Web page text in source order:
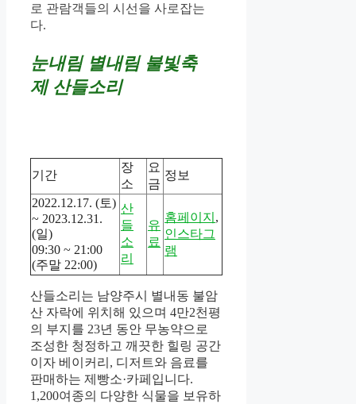
로 관람객들의 시선을 사로잡는
다.
눈내림 별내림 불빛축
제 산들소리
기간
장
소
요
금
정보
2022.12.17. (토)
~ 2023.12.31.
(일)
09:30 ~ 21:00
(주말 22:00)
산
들
소
리
유
료
홈페이지 ,
인스타그
램
산들소리는 남양주시 별내동 불암
산 자락에 위치해 있으며 4만2천평
의 부지를 23년 동안 무농약으로
조성한 청정하고 깨끗한 힐링 공간
이자 베이커리, 디저트와 음료를
판매하는 제빵소·카페입니다.
1,200여종의 다양한 식물을 보유하